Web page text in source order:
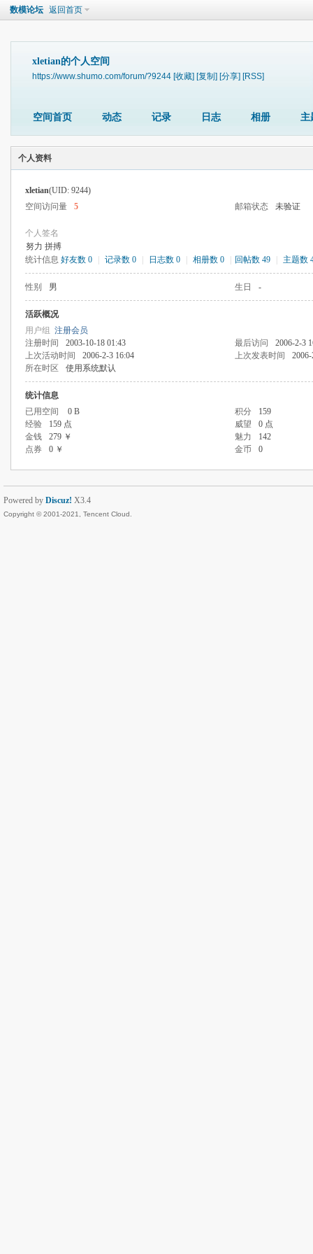
数模论坛 返回首页
xletian的个人空间
https://www.shumo.com/forum/?9244 [收藏] [复制] [分享] [RSS]
空间首页 动态 记录 日志 相册 主
个人资料
xletian(UID: 9244)
空间访问量
5 邮箱状态 未验证
个人签名
努力 拼搏
统计信息 好友数 0 记录数 0 日志数 0 相册数 0 回帖数 49 主题数
性别 男 生日 -
活跃概况
用户组 注册会员
注册时间
2003-10-18 01:43 最后访问
2006-2-3
上次活动时间
2006-2-3 16:04 上次发表时间
所在时区
使用系统默认
统计信息
已用空间
0 B 积分
159
经验
159 点 威望
0 点
金钱
279 ￥ 魅力
142
点券
0 ￥ 金币 0
Powered by Discuz! X3.4
Copyright © 2001-2021, Tencent Cloud.